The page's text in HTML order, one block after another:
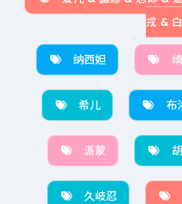
戎 &
纳西妲
希儿 布
派蒙
久岐忍